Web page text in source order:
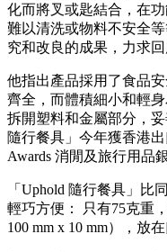
化而將叉或匙結合，在
難以清洗或物料不安全
究和改良的成果，力求回
他指出產品採用了食品
齊全，而體積細小和輕
拆開塑料和金屬部分，
隨行餐具」今年獲香港出
Awards 消閒及旅行用品銀
「Uphold 隨行餐具」比
輕巧方便： 只有75克重
100 mm x 10 mm），放